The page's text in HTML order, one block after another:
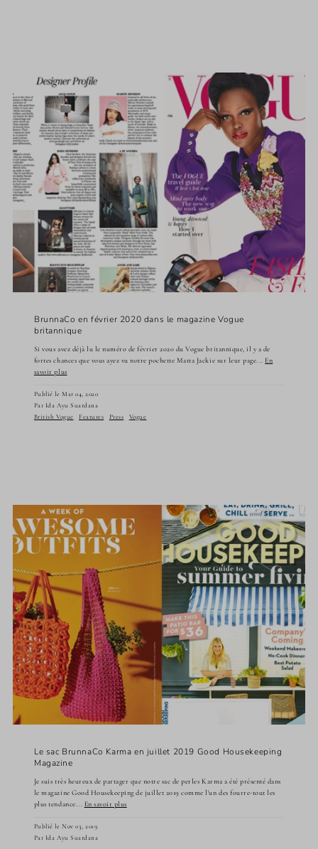
BrunnaCo en février 2020 dans le magazine Vogue
britannique
Si vous avez déjà lu le numéro de février 2020 du Vogue britannique, il y a de
fortes chances que vous ayez vu notre pochette Matta Jackie sur leur page... En
savoir plus
Publié le Mar 04, 2020
Par Ida Ayu Suardana
British Vogue
Features Press Vogue
Le sac BrunnaCo Karma en juillet 2019 Good Housekeeping
Magazine
Je suis très heureux de partager que notre sac de perles Karma a été présenté dans
le magazine Good Housekeeping de juillet 2019 comme l'un des fourre-tout les
plus tendance... En savoir plus
Publié le Nov 03, 2019
Par Ida Ayu Suardana